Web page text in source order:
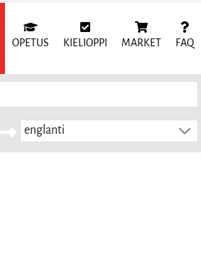
OPETUS KIELIOPPI MARKET FAQ
englanti